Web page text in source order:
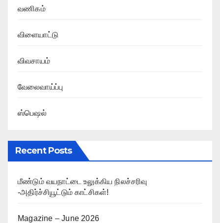
வணிகம்
விளையாட்டு
விவசாயம்
வேலைவாய்ப்பு
ஸ்பெஷல்
Recent Posts
மீண்டும் வயநாட்டை உலுக்கிய நிலச்சரிவு
-அதிர்ச்சியூட்டும் காட்சிகள்!
Magazine – June 2026